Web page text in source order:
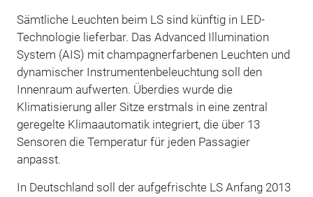
Sämtliche Leuchten beim LS sind künftig in LED-
Technologie lieferbar. Das Advanced Illumination
System (AIS) mit champagnerfarbenen Leuchten und
dynamischer Instrumentenbeleuchtung soll den
Innenraum aufwerten. Überdies wurde die
Klimatisierung aller Sitze erstmals in eine zentral
geregelte Klimaautomatik integriert, die über 13
Sensoren die Temperatur für jeden Passagier
anpasst.
In Deutschland soll der aufgefrischte LS Anfang 2013